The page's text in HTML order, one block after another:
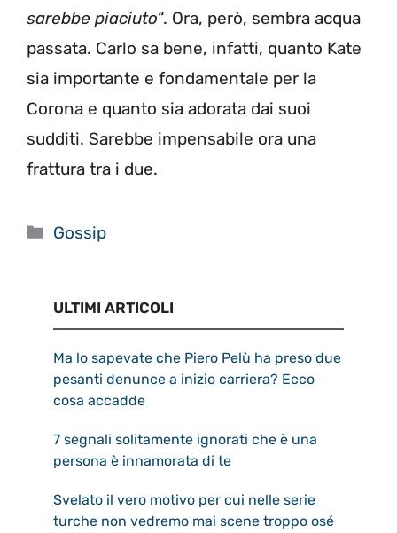
sarebbe piaciuto“. Ora, però, sembra acqua
passata. Carlo sa bene, infatti, quanto Kate
sia importante e fondamentale per la
Corona e quanto sia adorata dai suoi
sudditi. Sarebbe impensabile ora una
frattura tra i due.
Categorie
Gossip
ULTIMI ARTICOLI
Ma lo sapevate che Piero Pelù ha preso due
pesanti denunce a inizio carriera? Ecco
cosa accadde
7 segnali solitamente ignorati che è una
persona è innamorata di te
Svelato il vero motivo per cui nelle serie
turche non vedremo mai scene troppo osé